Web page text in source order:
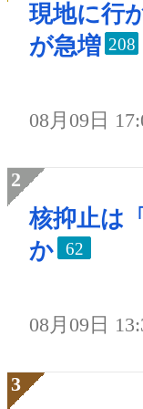
現地に行
が急増 208
08月09日
核抑止は
か
62
08月09日